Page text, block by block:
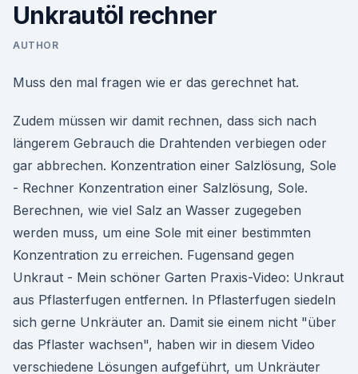
Unkrautöl rechner
AUTHOR
Muss den mal fragen wie er das gerechnet hat.
Zudem müssen wir damit rechnen, dass sich nach
längerem Gebrauch die Drahtenden verbiegen oder
gar abbrechen. Konzentration einer Salzlösung, Sole
- Rechner Konzentration einer Salzlösung, Sole.
Berechnen, wie viel Salz an Wasser zugegeben
werden muss, um eine Sole mit einer bestimmten
Konzentration zu erreichen. Fugensand gegen
Unkraut - Mein schöner Garten Praxis-Video: Unkraut
aus Pflasterfugen entfernen. In Pflasterfugen siedeln
sich gerne Unkräuter an. Damit sie einem nicht "über
das Pflaster wachsen", haben wir in diesem Video
verschiedene Lösungen aufgeführt, um Unkräuter